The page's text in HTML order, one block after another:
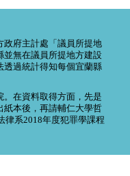
政府主計處「議員所提地
並無在議員所提地方建設
透過統計得知每個宜蘭縣
。在資料取得方面，先是
紙本後，再請輔仁大學哲
律系2018年度犯罪學課程